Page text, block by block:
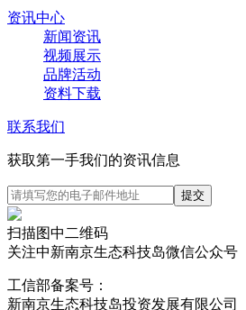
资讯中心
新闻资讯
视频展示
品牌活动
资料下载
联系我们
获取第一手我们的资讯信息
扫描图中二维码
关注中新南京生态科技岛微信公众号
工信部备案号：
新南京生态科技岛投资发展有限公司